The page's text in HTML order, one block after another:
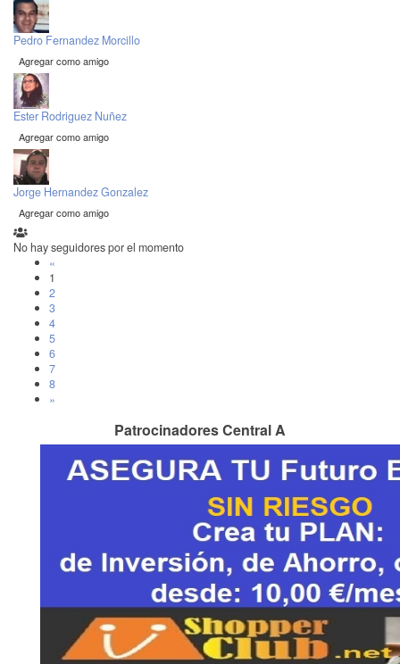
Pedro Fernandez Morcillo
Agregar como amigo
Ester Rodriguez Nuñez
Agregar como amigo
Jorge Hernandez Gonzalez
Agregar como amigo
No hay seguidores por el momento
«
1
2
3
4
5
6
7
8
»
Patrocinadores Central A